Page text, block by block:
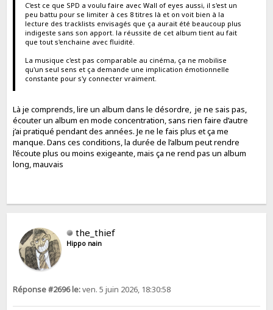
C'est ce que SPD a voulu faire avec Wall of eyes aussi, il s'est un
peu battu pour se limiter à ces 8 titres là et on voit bien à la
lecture des tracklists envisagés que ça aurait été beaucoup plus
indigeste sans son apport. la réussite de cet album tient au fait
que tout s'enchaine avec fluidité.
La musique c'est pas comparable au cinéma, ça ne mobilise
qu'un seul sens et ça demande une implication émotionnelle
constante pour s'y connecter vraiment.
Là je comprends, lire un album dans le désordre, je ne sais pas,
écouter un album en mode concentration, sans rien faire d’autre
j’ai pratiqué pendant des années. Je ne le fais plus et ça me
manque. Dans ces conditions, la durée de l’album peut rendre
l’écoute plus ou moins exigeante, mais ça ne rend pas un album
long, mauvais
the_thief
Hippo nain
Réponse #2696 le:ven. 5 juin 2026, 18:30:58